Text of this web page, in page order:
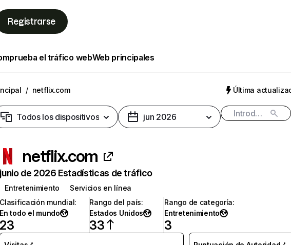
Registrarse
el tráfico webWeb principales
/ netflix.com Última
Todos los dispositivos jun 2026
netflix.com
junio de 2026 Estadísticas de tráfico
Entretenimiento
Servicios en línea
Clasificación mundial:
En todo el mundo
23
Rango del país:
Estados Unidos
33
Rango de categoría:
Entretenimiento
3